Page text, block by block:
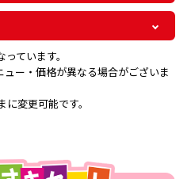
ています。
ー・価格が異なる場合がございま
変更可能です。